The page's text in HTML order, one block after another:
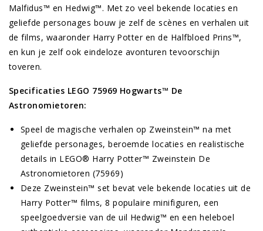
Malfidus™ en Hedwig™. Met zo veel bekende locaties en
geliefde personages bouw je zelf de scènes en verhalen uit
de films, waaronder Harry Potter en de Halfbloed Prins™,
en kun je zelf ook eindeloze avonturen tevoorschijn
toveren.
Specificaties LEGO 75969 Hogwarts™ De
Astronomietoren:
Speel de magische verhalen op Zweinstein™ na met
geliefde personages, beroemde locaties en realistische
details in LEGO® Harry Potter™ Zweinstein De
Astronomietoren (75969)
Deze Zweinstein™ set bevat vele bekende locaties uit de
Harry Potter™ films, 8 populaire minifiguren, een
speelgoedversie van de uil Hedwig™ en een heleboel